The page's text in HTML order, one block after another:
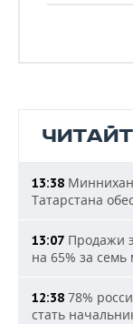
13:38
Татарстана
13:07 Продажи
на 65% за семь
12:38 78%
стать